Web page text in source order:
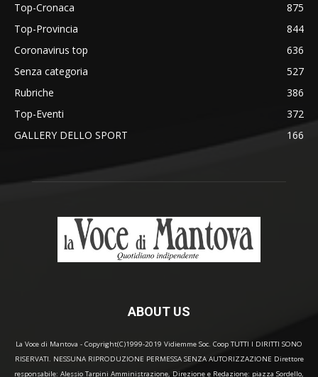
Top-Cronaca
875
Top-Provincia
844
Coronavirus top
636
Senza categoria
527
Rubriche
386
Top-Eventi
372
GALLERY DELLO SPORT
166
ABOUT US
La Voce di Mantova - Copyright(C)1999-2019 Vidiemme Soc. Coop TUTTI I DIRITTI SONO
RISERVATI. NESSUNA RIPRODUZIONE PERMESSA SENZA AUTORIZZAZIONE Direttore
responsabile: Alessio Tarpini Amministrazione, Direzione e Redazione: piazza Sordello,